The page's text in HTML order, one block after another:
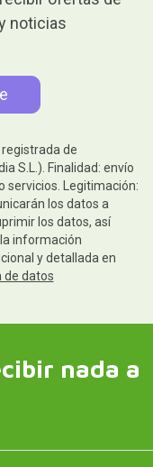
noticias
de
S.L.). Finalidad: envío
servicios. Legitimación:
los datos a
los datos, así
información
y detallada en
de datos
nada a